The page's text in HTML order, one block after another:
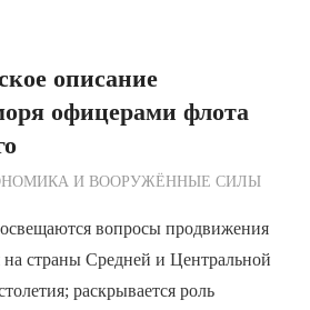
описание
офицерами флота
по Редакции
И ВООРУЖЁННЫЕ СИЛЫ
вопросы продвижения
на страны Средней и Центральной
раскрывается роль